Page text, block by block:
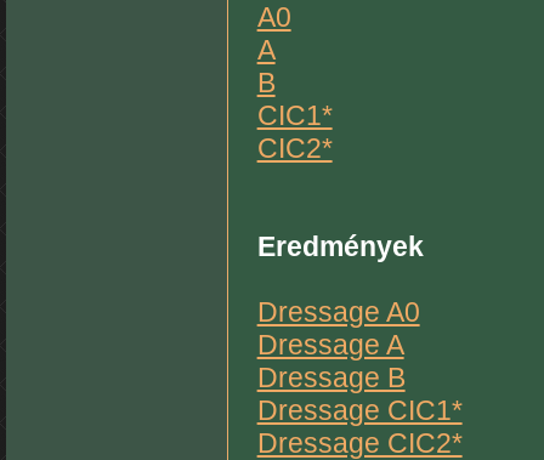
A0
A
B
CIC1*
CIC2*
Eredmények
Dressage A0
Dressage A
Dressage B
Dressage CIC1*
Dressage CIC2*